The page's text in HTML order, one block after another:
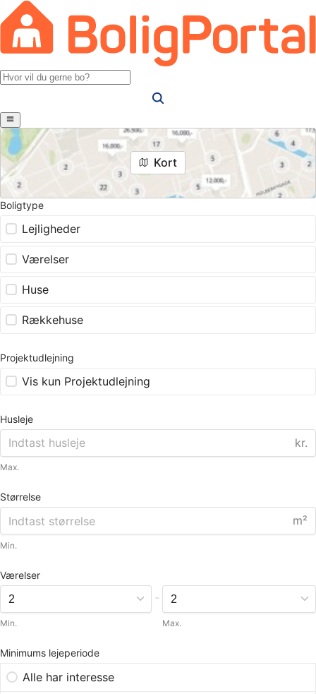
Kort
Boligtype
Lejligheder
Værelser
Huse
Rækkehuse
Projektudlejning
Vis kun Projektudlejning
Husleje
kr.
Max.
Størrelse
m²
Min.
Værelser
Min.
-
Max.
Minimums lejeperiode
Alle har interesse